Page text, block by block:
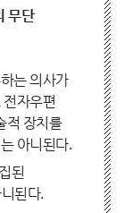
무단
는 의사가
자우편
적 장치를
아니된다.
된
된다.